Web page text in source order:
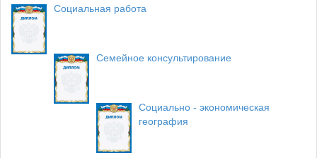
Социальная работа
Семейное консультирование
Социально - экономическая
география